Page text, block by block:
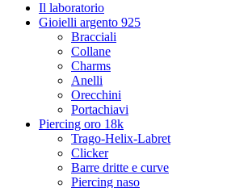
Il laboratorio
Gioielli argento 925
Bracciali
Collane
Charms
Anelli
Orecchini
Portachiavi
Piercing oro 18k
Trago-Helix-Labret
Clicker
Barre dritte e curve
Piercing naso